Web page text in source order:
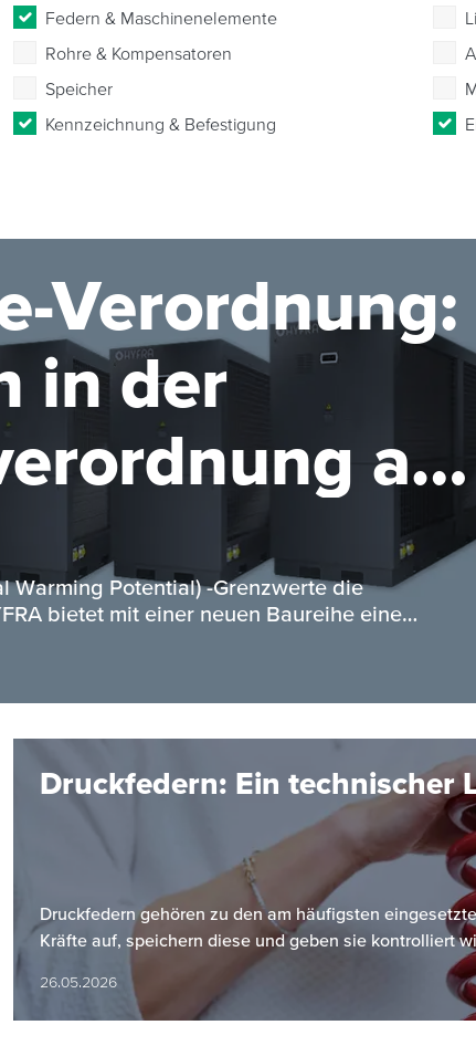
Federn & Maschinenelemente
Rohre & Kompensatoren
Speicher
Kennzeichnung & Befestigung
Verordnung:
in der
ab
Warming Potential) -Grenzwerte die
bietet mit einer neuen Baureihe eine…
Druckfedern: Ein technischer
Druckfedern gehören zu den am häufigsten
Kräfte auf, speichern diese und geben sie kontrolliert
26.05.2026